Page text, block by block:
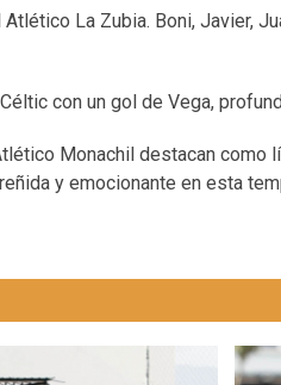
La Zubia. Boni, Javier,
con un gol de Vega,
Monachil destacan
y emocionante en esta